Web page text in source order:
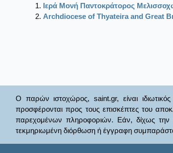
Ιερά Μονή Παντοκράτορος
Archdiocese of Thyateira and Great
Ο παρών ιστοχώρος, saint.gr, είναι ιδιωτικός
προσφέρονται προς τους επισκέπτες του
παρεχομένων πληροφοριών. Εάν, δίχως την
τεκμηριωμένη διόρθωση ή έγγραφη